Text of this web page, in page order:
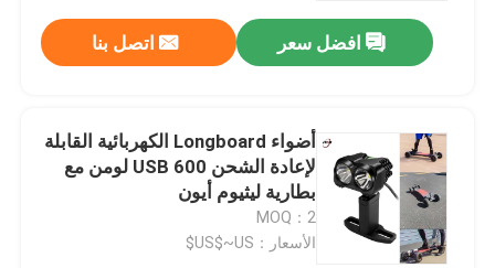
افضل سعر اتصل بنا
أضواء Longboard الكهربائية القابلة
لإعادة الشحن USB 600 لومن مع
بطارية ليثيوم أيون
MOQ：2
الأسعار：US$~US$